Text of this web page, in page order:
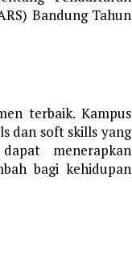
Bandung Tahun
terbaik. Kampus
dan soft skills yang
menerapkan
bagi kehidupan